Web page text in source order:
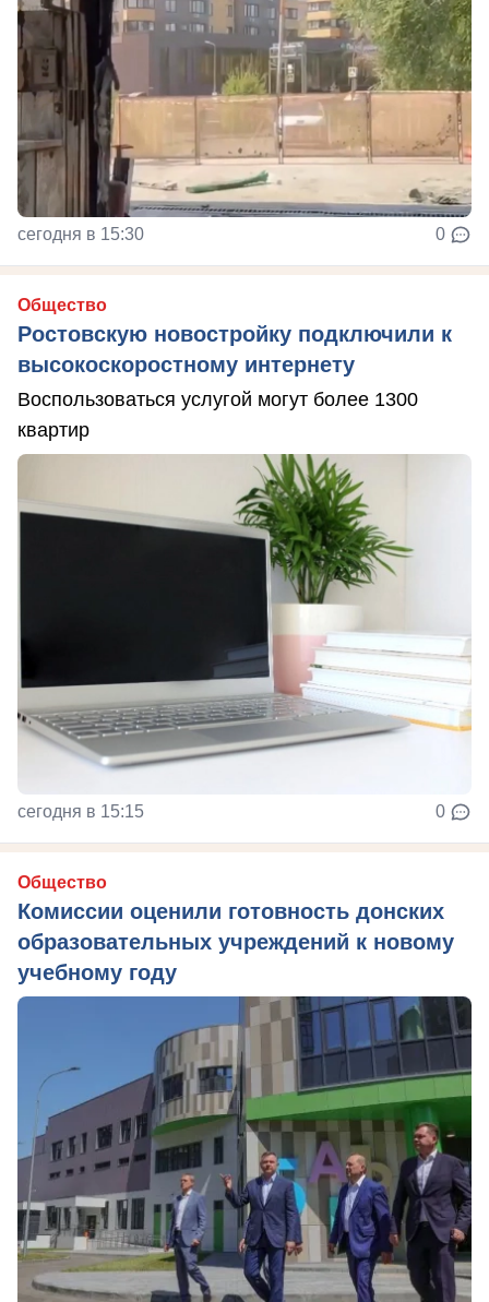
сегодня в 15:30 0
Общество
Ростовскую новостройку подключили к
высокоскоростному интернету
Воспользоваться услугой могут более 1300
квартир
сегодня в 15:15 0
Общество
Комиссии оценили готовность донских
образовательных учреждений к новому
учебному году